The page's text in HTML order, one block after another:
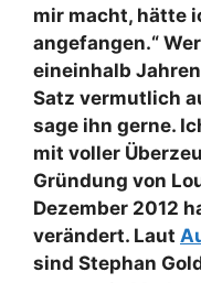
mir macht, hätte
angefangen.“
eineinhalb
Satz vermutlich
sage ihn gerne.
mit voller
Gründung von
Dezember 2012
verändert. Laut
sind Stephan